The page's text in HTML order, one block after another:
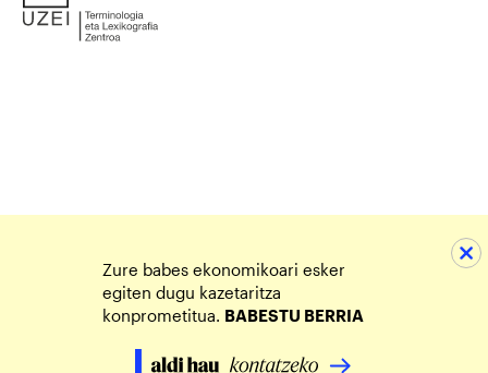
Zure babes ekonomikoari esker
egiten dugu kazetaritza
konprometitua. BABESTU BERRIA